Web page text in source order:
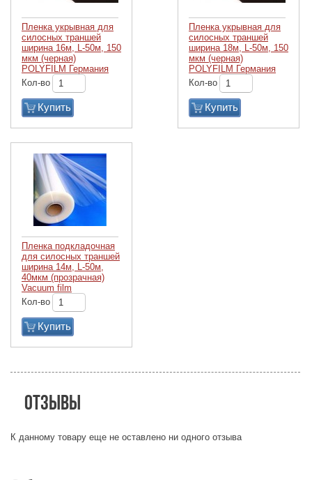
Пленка укрывная для
силосных траншей
ширина 16м, L-50м, 150
мкм (черная)
POLYFILM Германия
Кол-во
Купить
Пленка укрывная для
силосных траншей
ширина 18м, L-50м, 150
мкм (черная)
POLYFILM Германия
Кол-во
Купить
Пленка подкладочная
для силосных траншей
ширина 14м, L-50м,
40мкм (прозрачная)
Vacuum film
Кол-во
Купить
Отзывы
К данному товару еще не оставлено ни одного отзыва